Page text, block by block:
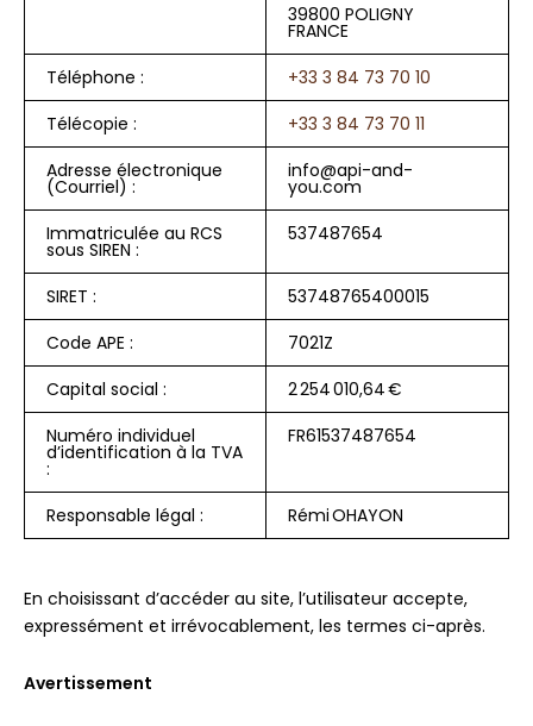
39800 POLIGNY
FRANCE
Téléphone :
+33 3 84 73 70 10
Télécopie :
+33 3 84 73 70 11
Adresse électronique
(Courriel) :
info@api-and-
you.com
Immatriculée au RCS
sous SIREN :
537487654
SIRET :
53748765400015
Code APE :
7021Z
Capital social :
2 254 010,64 €
Numéro individuel
d’identification à la TVA
:
FR61537487654
Responsable légal : Rémi OHAYON
En choisissant d’accéder au site, l’utilisateur accepte,
expressément et irrévocablement, les termes ci-après.
Avertissement